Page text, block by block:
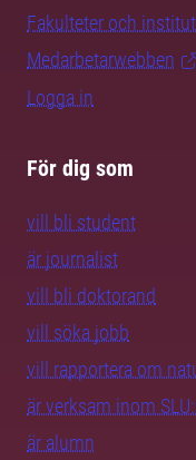
Fakulteter och
Medarbetarwebben
Logga in
För dig som
vill bli student
är journalist
vill bli doktorand
vill söka jobb
vill rapportera om
är verksam inom
är alumn